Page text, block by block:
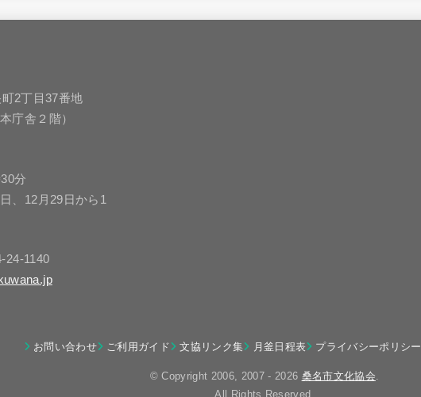
2丁目37番地
庁舎２階）
分
、12月29日から1
24-1140
お問い合わせ ご利用ガイド 文協リンク集 月釜日程表 プライバシーポリシー
© Copyright 2006, 2007 - 2026 桑名市文化協会.
All Rights Reserved.